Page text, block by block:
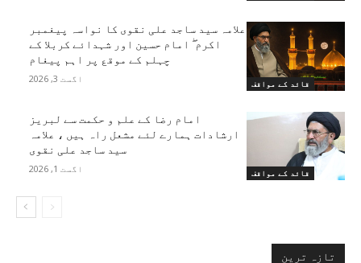
قائد کے مواقف
علامہ سید ساجد علی نقوی کا نواسہ پیغمبر
اکرم ۖ امام حسین اور شہدائے کربلا کے
چہلم کے موقع پر اہم پیغام
اگست 3, 2026
قائد کے مواقف
امام رضا کے علم و حکمت سے لبریز
ارشادات ہمارے لئے مشعل راہ ہیں ، علامہ
سید ساجد علی نقوی
اگست 1, 2026
تازہ ترین